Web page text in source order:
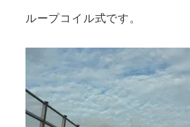
ループコイル式です。